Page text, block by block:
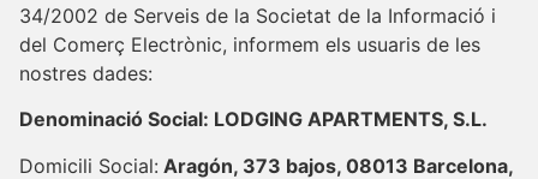
34/2002 de Serveis de la Societat de la Informació i
del Comerç Electrònic, informem els usuaris de les
nostres dades:
Denominació Social: LODGING APARTMENTS, S.L.
Domicili Social: Aragón, 373 bajos, 08013 Barcelona,